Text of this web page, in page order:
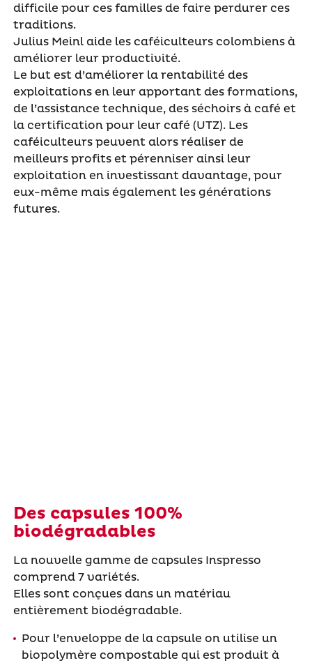
difficile pour ces familles de faire perdurer ces
traditions.
Julius Meinl aide les caféiculteurs colombiens à
améliorer leur productivité.
Le but est d’améliorer la rentabilité des
exploitations en leur apportant des formations,
de l’assistance technique, des séchoirs à café et
la certification pour leur café (UTZ). Les
caféiculteurs peuvent alors réaliser de
meilleurs profits et pérenniser ainsi leur
exploitation en investissant davantage, pour
eux-même mais également les générations
futures.
Des capsules 100%
biodégradables
La nouvelle gamme de capsules Inspresso
comprend 7 variétés.
Elles sont conçues dans un matériau
entièrement biodégradable.
Pour l’enveloppe de la capsule on utilise un
biopolymère compostable qui est produit à